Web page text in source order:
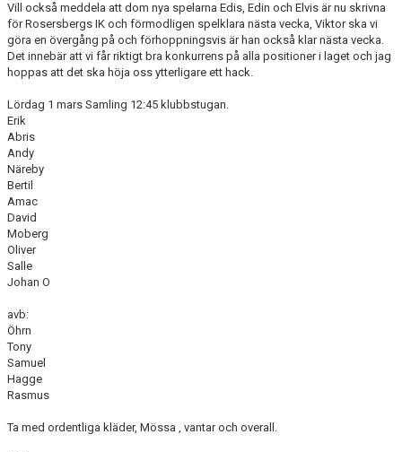
KONTAKT
SPONSORER
SERIETABELL DIV 4 2026
MATCHER
Vill också meddela att dom nya spelarna Edis, Edin och Elvis är nu skrivna
för Rosersbergs IK och förmodligen spelklara nästa vecka, Viktor ska vi
göra en övergång på och förhoppningsvis är han också klar nästa vecka.
Det innebär att vi får riktigt bra konkurrens på alla positioner i laget och jag
hoppas att det ska höja oss ytterligare ett hack.
Lördag 1 mars Samling 12:45 klubbstugan.
Erik
Abris
Andy
Näreby
Bertil
Amac
David
Moberg
Oliver
Salle
Johan O
avb:
Öhrn
Tony
Samuel
Hagge
Rasmus
Ta med ordentliga kläder, Mössa , vantar och overall.